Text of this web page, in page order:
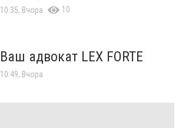
10:35, Вчора 10
Ваш адвокат LEX FORTE
10:49, Вчора